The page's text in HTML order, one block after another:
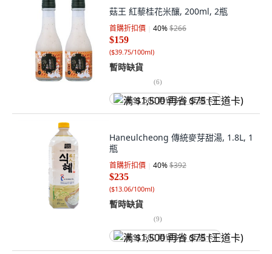
菇王 紅藜桂花米釀, 200ml, 2瓶
首購折扣價 40%$266
$159
($39.75/100ml)
暫時缺貨
(6)
满 $1,500 再省 $75 (王道卡)
Haneulcheong 傳統麥芽甜湯, 1.8L, 1
瓶
首購折扣價 40%$392
$235
($13.06/100ml)
暫時缺貨
(9)
满 $1,500 再省 $75 (王道卡)